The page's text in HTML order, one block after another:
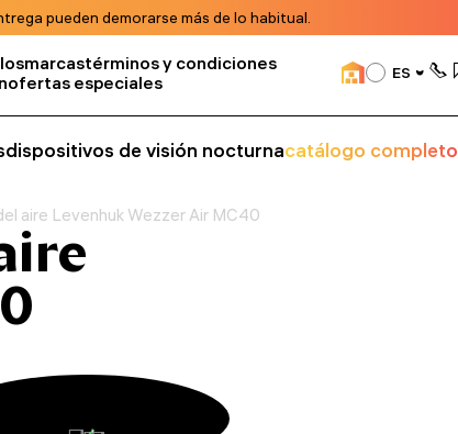
pueden demorarse más de lo habitual.
marcastérminos y condiciones
ofertas especiales ES
dispositivos de visión nocturnacatálogo completo
aire Levenhuk Wezzer Air MC40